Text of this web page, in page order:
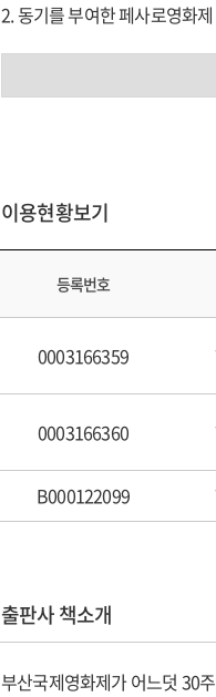
2. 동기를 부여한 페사로영화제
3. 프라자 회동과 집행위원장
8. 첫 회의 성공, 해외 초청 러
2. 동기를 부여한 페사로영화
SCENE 2 프라자 회동과 집
9. 정부예산 확보에 총력
10. 3년 만에 ‘아시아의 칸’으로
13. 영화제 정상회의
14. 부산국제영화제 10주년
15. 영화의전당 건립
16. 세계를 나의 무대로
17. 국제연대 구축
18. 부산국제영화제 패밀리
이용현황보기
등록번호
0003166359
0003166360
B000122099
출판사 책소개
부산국제영화제가 어느덧 30